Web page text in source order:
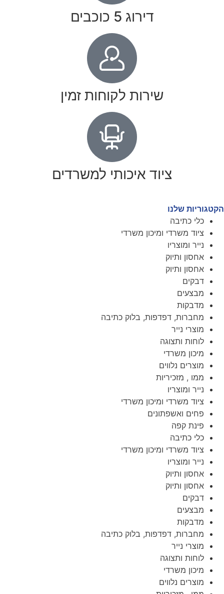
דירוג 5 כוכבים
שירות לקוחות זמין
ציוד איכותי למשרדים
הקטגוריות שלנו
כלי כתיבה
ציוד משרדי ומיכון משרדי
נייר ומוצריו
אחסון ותיוק
אחסון ותיוק
דבקים
מבצעים
מדבקות
מחברות, דפדפות, בלוק כתיבה
מוצרי נייר
לוחות ותצוגה
מיכון משרדי
מוצרים נלווים
ממו , מזכיריות
נייר ומוצריו
ציוד משרדי ומיכון משרדי
פחים ואשפתונים
פינת קפה
כלי כתיבה
ציוד משרדי ומיכון משרדי
נייר ומוצריו
אחסון ותיוק
אחסון ותיוק
דבקים
מבצעים
מדבקות
מחברות, דפדפות, בלוק כתיבה
מוצרי נייר
לוחות ותצוגה
מיכון משרדי
מוצרים נלווים